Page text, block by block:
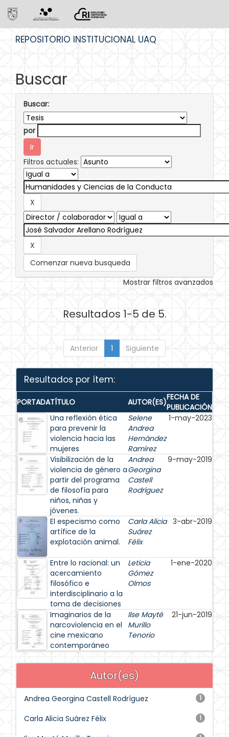
REPOSITORIO INSTITUCIONAL UAQ
Buscar
Buscar:
por
Filtros actuales:
Comenzar nueva busqueda
Mostrar filtros avanzados
Resultados 1-5 de 5.
Anterior 1 Siguiente
Resultados por ítem:
PORTADATÍTULO AUTOR(ES)FECHA DE
PUBLICACIÓN
Una reflexión ética
para prevenir la
violencia hacia las
mujeres
Selene
Andrea
Hernández
Ramírez
1-may-2023
Visibilización de la
violencia de género a
partir del programa
de filosofía para
niños, niñas y
jóvenes.
Andrea
Georgina
Castell
Rodríguez
9-may-2019
El especismo como
artífice de la
explotación animal.
Carla Alicia
Suárez
Félix
3-abr-2019
Entre lo racional: un
acercamiento
filosófico e
interdisciplinario a la
toma de decisiones
Leticia
Gómez
Olmos
1-ene-2020
Imaginarios de la
narcoviolencia en el
cine mexicano
contemporáneo
Ilse Mayté
Murillo
Tenorio
21-jun-2019
Autor(es)
1
Andrea Georgina Castell Rodríguez
1
Carla Alicia Suárez Félix